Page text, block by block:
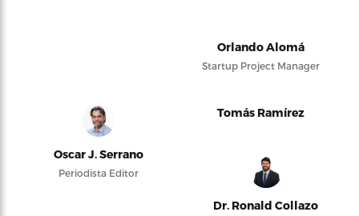
Orlando Alomá
Startup Project Manager
Oscar J. Serrano
Periodista Editor
Tomás Ramírez
Dr. Ronald Collazo